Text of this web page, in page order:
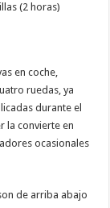
(2 horas)
en coche,
ruedas, ya
durante el
la convierte en
ocasionales
de arriba abajo